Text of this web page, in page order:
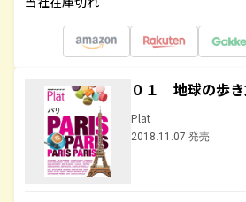
０１ 地球の歩
Plat
2018.11.07 発売